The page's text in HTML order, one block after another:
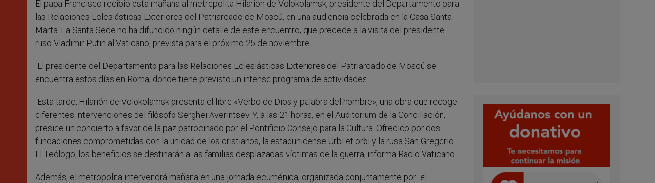
r
El papa Francisco recibió esta mañana al metropolita Hilarión de Volokolamsk, presidente del Departamento para
las Relaciones Eclesiásticas Exteriores del Patriarcado de Moscú, en una audiencia celebrada en la Casa Santa
Marta. La Santa Sede no ha difundido ningún detalle de este encuentro, que precede a la visita del presidente
ruso Vladimir Putin al Vaticano, prevista para el próximo 25 de noviembre.
El presidente del Departamento para las Relaciones Eclesiásticas Exteriores del Patriarcado de Moscú se
encuentra estos días en Roma, donde tiene previsto un intenso programa de actividades.
Esta tarde, Hilarión de Volokolamsk presenta el libro «Verbo de Dios y palabra del hombre», una obra que recoge
diferentes intervenciones del filósofo Serghei Averintsev. Y, a las 21 horas, en el Auditorium de la Conciliación,
preside un concierto a favor de la paz patrocinado por el Pontificio Consejo para la Cultura. Ofrecido por dos
fundaciones comprometidas con la unidad de los cristianos, la estadunidense Urbi et orbi y la rusa San Gregorio
El Teólogo, los beneficios se destinarán a las familias desplazadas víctimas de la guerra, informa Radio Vaticano.
Además, el metropolita intervendrá mañana en una jornada ecuménica, organizada conjuntamente por el